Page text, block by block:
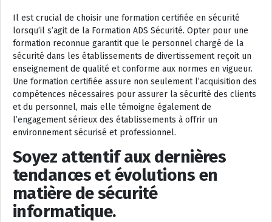
Il est crucial de choisir une formation certifiée en sécurité
lorsqu’il s’agit de la Formation ADS Sécurité. Opter pour une
formation reconnue garantit que le personnel chargé de la
sécurité dans les établissements de divertissement reçoit un
enseignement de qualité et conforme aux normes en vigueur.
Une formation certifiée assure non seulement l’acquisition des
compétences nécessaires pour assurer la sécurité des clients
et du personnel, mais elle témoigne également de
l’engagement sérieux des établissements à offrir un
environnement sécurisé et professionnel.
Soyez attentif aux dernières
tendances et évolutions en
matière de sécurité
informatique.